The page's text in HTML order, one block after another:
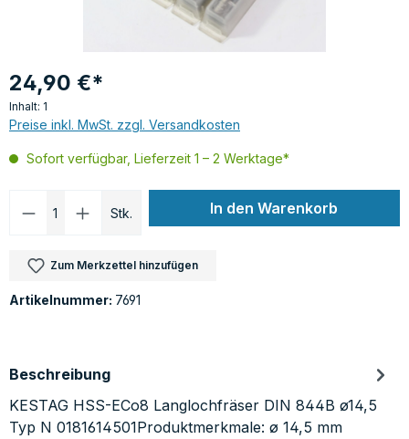
24,90 €*
Inhalt: 1
Preise inkl. MwSt. zzgl. Versandkosten
Sofort verfügbar, Lieferzeit 1 – 2 Werktage*
Produkt Anzahl: Gib den gewünschten
Stk. In den Warenkorb
Zum Merkzettel hinzufügen
Artikelnummer: 7691
Beschreibung
KESTAG HSS-ECo8 Langlochfräser DIN 844B ø14,5
Typ N 0181614501Produktmerkmale: ø 14,5 mm